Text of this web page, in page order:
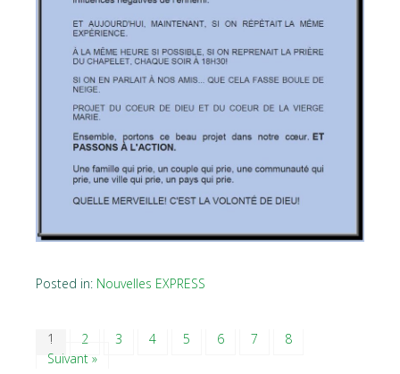
Posted in: Nouvelles EXPRESS
1 2 3 4 5 6 7
8
Suivant »